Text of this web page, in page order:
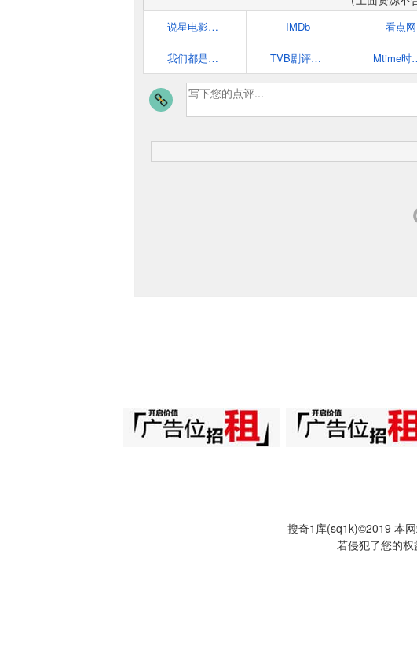
说星电影评论网 IMDb 看点网
我们都是影评人 TVB剧评网_ontvb.com Mtime时
搜奇1库(sq1k)©2019 本
若侵犯了您的